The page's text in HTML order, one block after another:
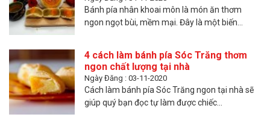
Bánh pía nhân khoai môn là món ăn thơm
ngon ngọt bùi, mềm mại. Đây là một biến...
4 cách làm bánh pía Sóc Trăng thơm
ngon chất lượng tại nhà
Ngày Đăng : 03-11-2020
Cách làm bánh pía Sóc Trăng ngon tại nhà sẽ
giúp quý bạn đọc tự làm được chiếc...